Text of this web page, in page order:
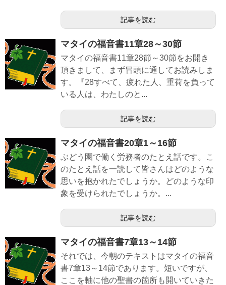
記事を読む
マタイの福音書11章28～30節
マタイの福音書11章28節～30節をお開き
頂きまして、まず冒頭に通してお読みしま
す。『28すべて、疲れた人、重荷を負って
いる人は、わたしのと...
記事を読む
マタイの福音書20章1～16節
ぶどう園で働く労務者のたとえ話です。こ
のたとえ話を一読して皆さんはどのような
思いを抱かれたでしょうか。どのような印
象を受けられたでしょうか。...
記事を読む
マタイの福音書7章13～14節
それでは、今朝のテキストはマタイの福音
書7章13～14節であります。短いですが、
ここを軸に他の聖書の箇所も開いていきた